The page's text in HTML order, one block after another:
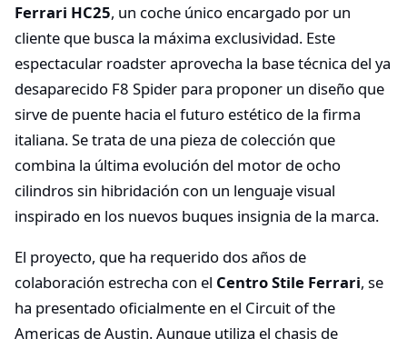
Ferrari HC25, un coche único encargado por un
cliente que busca la máxima exclusividad. Este
espectacular roadster aprovecha la base técnica del ya
desaparecido F8 Spider para proponer un diseño que
sirve de puente hacia el futuro estético de la firma
italiana. Se trata de una pieza de colección que
combina la última evolución del motor de ocho
cilindros sin hibridación con un lenguaje visual
inspirado en los nuevos buques insignia de la marca.
El proyecto, que ha requerido dos años de
colaboración estrecha con el Centro Stile Ferrari, se
ha presentado oficialmente en el Circuit of the
Americas de Austin. Aunque utiliza el chasis de